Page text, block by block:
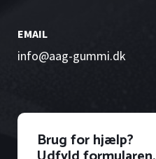
EMAIL
info@aag-gummi.dk
Brug for hjælp?